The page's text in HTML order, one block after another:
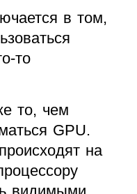
в том,
то
то, чем
GPU.
на